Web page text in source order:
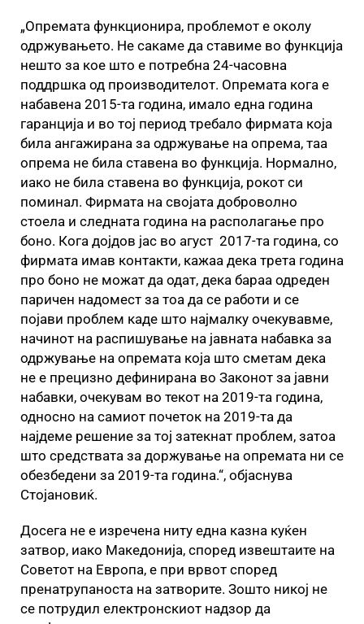
„Опремата функционира, проблемот е околу
одржувањето. Не сакаме да ставиме во функција
нешто за кое што е потребна 24-часовна
поддршка од производителот. Опремата кога е
набавена 2015-та година, имало една година
гаранција и во тој период требало фирмата која
била ангажирана за одржување на опрема, таа
опрема не била ставена во функција. Нормално,
иако не била ставена во функција, рокот си
поминал. Фирмата на својата доброволно
стоела и следната година на располагање про
боно. Кога дојдов јас во агуст 2017-та година, со
фирмата имав контакти, кажаа дека трета година
про боно не можат да одат, дека бараа одреден
паричен надомест за тоа да се работи и се
појави проблем каде што најмалку очекувавме,
начинот на распишување на јавната набавка за
одржување на опремата која што сметам дека
не е прецизно дефинирана во Законот за јавни
набавки, очекувам во текот на 2019-та година,
односно на самиот почеток на 2019-та да
најдеме решение за тој затекнат проблем, затоа
што средствата за доржување на опремата ни се
обезбедени за 2019-та година.“, објаснува
Стојановиќ.
Досега не е изречена ниту една казна куќен
затвор, иако Македонија, според извештаите на
Советот на Европа, е при врвот според
пренатрупаноста на затворите. Зошто никој не
се потрудил електронскиот надзор да